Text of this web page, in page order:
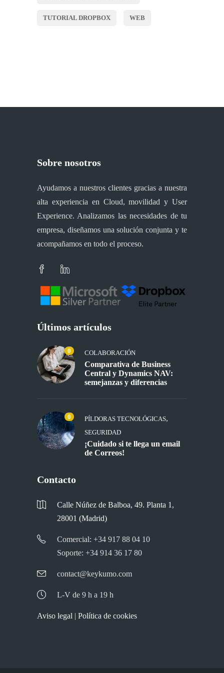
TUTORIAL DROPBOX WEB
Sobre nosotros
Ayudamos a nuestros clientes gracias a nuestra
alta experiencia en Cloud, movilidad y User
Experience. Analizamos las necesidades de tu
empresa, diseñamos una solución conjunta y te
acompañamos en todo el proceso.
Últimos artículos
0 COLABORACIÓN
Comparativa de Business
Central y Dynamics NAV:
semejanzas y diferencias
0 PÍLDORAS TECNOLÓGICAS,
SEGURIDAD
¡Cuidado si te llega un email
de Correos!
Contacto
Calle Núñez de Balboa, 49. Planta 1,
28001 (Madrid)
Comercial: +34 917 88 04 10
Soporte: +34 914 36 17 80
contact@keykumo.com
L-V de 9 h a 19 h
Aviso legal | Política de cookies